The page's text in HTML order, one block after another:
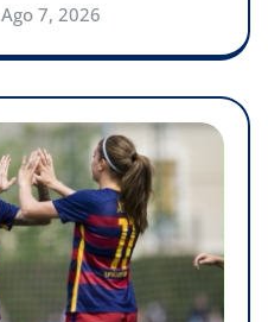
Ago 7, 2026